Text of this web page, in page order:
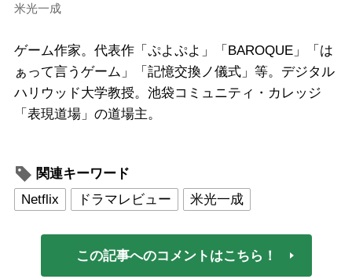
米光一成
ゲーム作家。代表作「ぷよぷよ」「BAROQUE」「は
ぁって言うゲーム」「記憶交換ノ儀式」等。デジタル
ハリウッド大学教授。池袋コミュニティ・カレッジ
「表現道場」の道場主。
関連キーワード
Netflix
ドラマレビュー 米光一成
この記事へのコメントはこちら！